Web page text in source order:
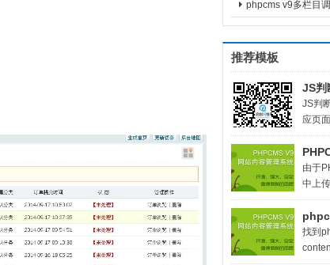
phpcms v9多栏目
推荐模板
JS判
​JS判
应页
由于
中上
找到